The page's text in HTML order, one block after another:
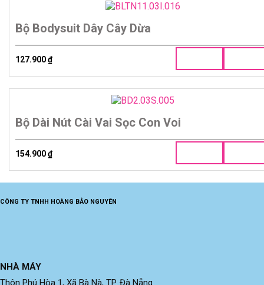
Bộ Bodysuit Dây Cây Dừa
127.900₫
Bộ Dài Nút Cài Vai Sọc Con Voi
154.900₫
CÔNG TY TNHH HOÀNG BẢO NGUYÊN
NHÀ MÁY
Thôn Phú Hòa 1, Xã Bà Nà, TP. Đà Nẵng.